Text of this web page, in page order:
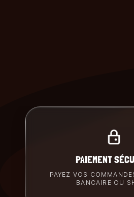
PAIEMENT
PAYEZ VOS
BANCAIRE OU